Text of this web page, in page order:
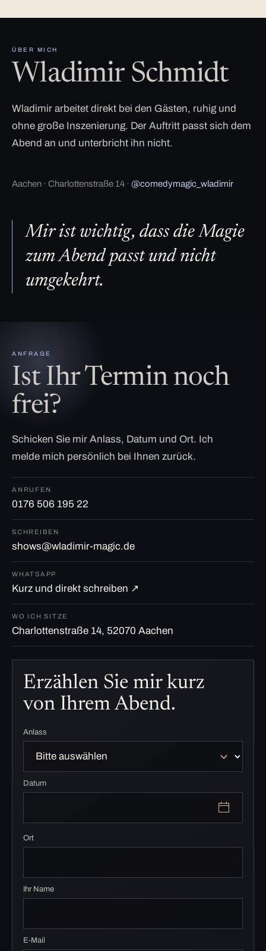
ÜBER MICH
Wladimir Schmidt
Wladimir arbeitet direkt bei den Gästen, ruhig und
ohne große Inszenierung. Der Auftritt passt sich dem
Abend an und unterbricht ihn nicht.
Aachen · Charlottenstraße 14 · @comedymagic_wladimir
Mir ist wichtig, dass die Magie
zum Abend passt und nicht
umgekehrt.
ANFRAGE
Ist Ihr Termin noch
frei?
Schicken Sie mir Anlass, Datum und Ort. Ich
melde mich persönlich bei Ihnen zurück.
ANRUFEN
0176 506 195 22
SCHREIBEN
shows@wladimir-magic.de
WHATSAPP
Kurz und direkt schreiben ↗
WO ICH SITZE
Charlottenstraße 14, 52070 Aachen
Erzählen Sie mir kurz
von Ihrem Abend.
Anlass
Datum
Ort
Ihr Name
E-Mail